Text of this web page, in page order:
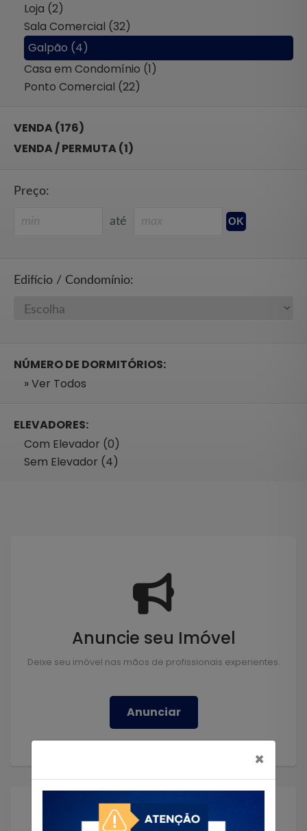
×
Loja (2)
Sala Comercial (32)
Galpão (4)
Casa em Condomínio (1)
Ponto Comercial (22)
VENDA (176)
VENDA / PERMUTA (1)
Preço:
até
Edifício / Condomínio:
NÚMERO DE DORMITÓRIOS:
» Ver Todos
ELEVADORES:
Com Elevador (0)
Sem Elevador (4)
Anuncie seu Imóvel
Deixe seu imóvel nas mãos de profissionais experientes.
Anunciar